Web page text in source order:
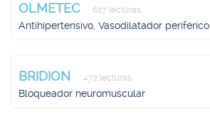
OLMETEC 627 lecturas
Antihipertensivo, Vasodilatador periférico
BRIDION 472 lecturas
Bloqueador neuromuscular